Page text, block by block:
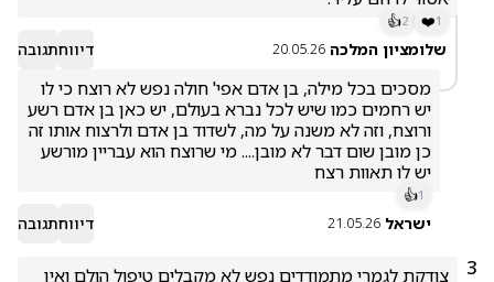
👍2 ❤️1
שלומציון המלכה 20.05.26 דיווחתגובה
יש לו תאוות רצח
👍1
ישראל 21.05.26 דיווחתגובה
3